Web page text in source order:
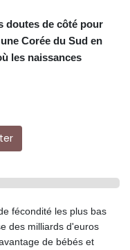
doutes de côté pour
Corée du Sud en
les naissances
fécondité les plus bas
des milliards d'euros
de bébés et